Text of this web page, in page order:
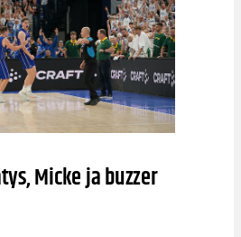
Micke ja buzzer